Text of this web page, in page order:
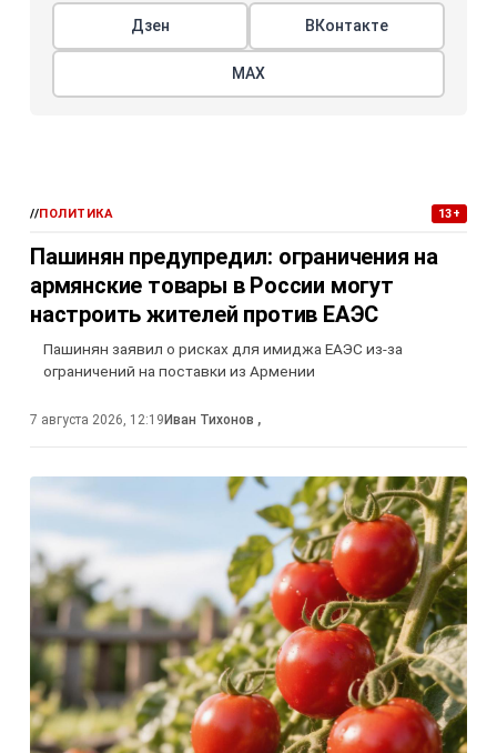
Дзен ВКонтакте
МАХ
//ПОЛИТИКА 13+
Пашинян предупредил: ограничения на
армянские товары в России могут
настроить жителей против ЕАЭС
Пашинян заявил о рисках для имиджа ЕАЭС из-за
ограничений на поставки из Армении
7 августа 2026, 12:19 Иван Тихонов ,